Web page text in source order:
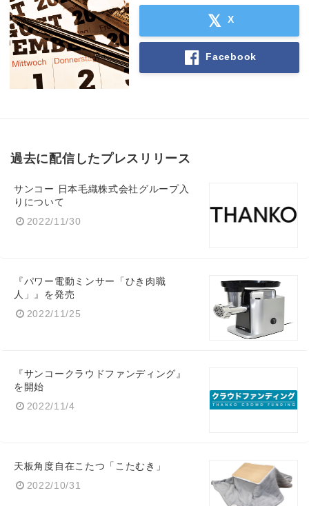
X
Facebook
過去に配信したプレスリリース
サンコー 日本毛織株式会社グループ入
りについて
2022/11/30
『パワー電動ミンサー「ひき肉職
人」』を発売
2022/11/25
『サンコークラウドファンディング』
を開始
2022/11/4
天板角度自在こたつ「こたむき」
2022/10/31